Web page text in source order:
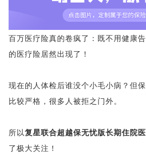
百万医疗险真的卷疯了：既不用健康
的医疗险居然出现了！
现在的人体检后谁没个小毛小病？但
比较严格，很多人被拒之门外。
所以复星联合超越保无忧版长期住院
了极大关注！